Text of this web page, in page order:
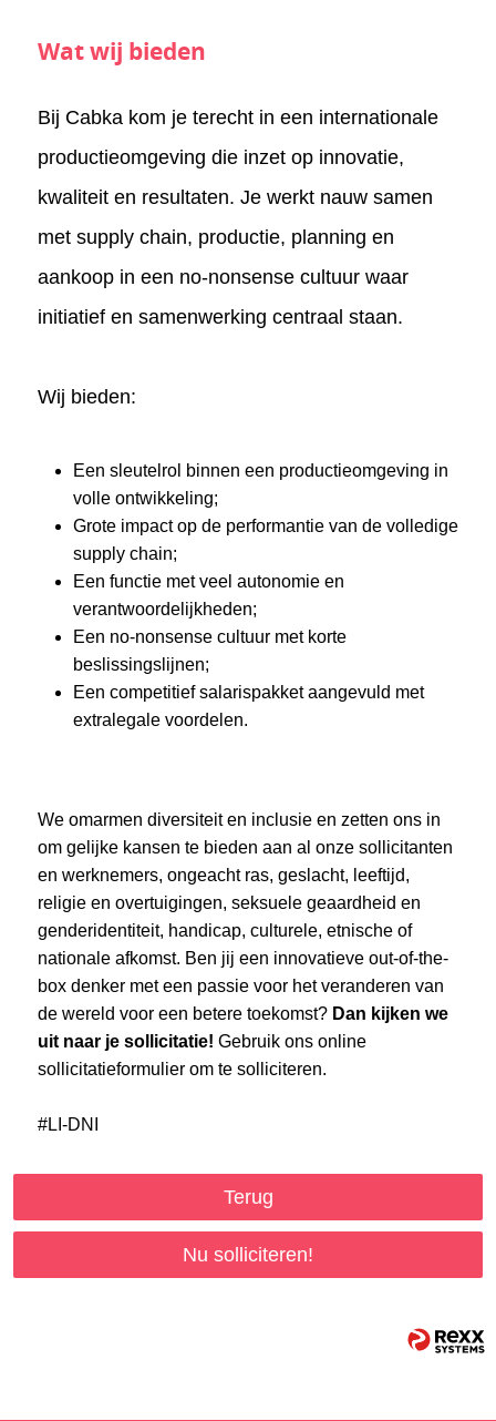
Wat wij bieden
Bij Cabka kom je terecht in een internationale
productieomgeving die inzet op innovatie,
kwaliteit en resultaten. Je werkt nauw samen
met supply chain, productie, planning en
aankoop in een no-nonsense cultuur waar
initiatief en samenwerking centraal staan.
Wij bieden:
Een sleutelrol binnen een productieomgeving in
volle ontwikkeling;
Grote impact op de performantie van de volledige
supply chain;
Een functie met veel autonomie en
verantwoordelijkheden;
Een no-nonsense cultuur met korte
beslissingslijnen;
Een competitief salarispakket aangevuld met
extralegale voordelen.
We omarmen diversiteit en inclusie en zetten ons in
om gelijke kansen te bieden aan al onze sollicitanten
en werknemers, ongeacht ras, geslacht, leeftijd,
religie en overtuigingen, seksuele geaardheid en
genderidentiteit, handicap, culturele, etnische of
nationale afkomst. Ben jij een innovatieve out-of-the-
box denker met een passie voor het veranderen van
de wereld voor een betere toekomst? Dan kijken we
uit naar je sollicitatie! Gebruik ons online
sollicitatieformulier om te solliciteren.
#LI-DNI
Terug
Nu solliciteren!